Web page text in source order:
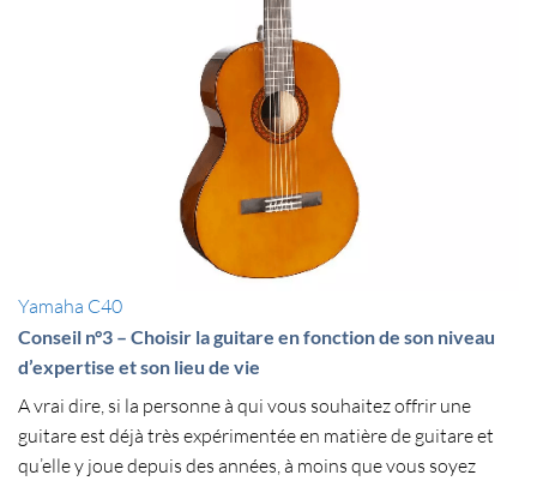
Yamaha C40
Conseil n°3 – Choisir la guitare en fonction de son niveau
d’expertise et son lieu de vie
A vrai dire, si la personne à qui vous souhaitezoffrir une
guitareest déjà très expérimentée en matière de guitare et
qu’elle y joue depuis des années, à moins que vous soyez